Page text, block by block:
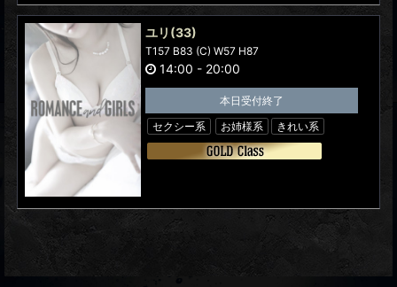
ユリ (33)
T157 B83 (C) W57 H87
14:00 - 20:00
本日受付終了
セクシー系
お姉様系 きれい系